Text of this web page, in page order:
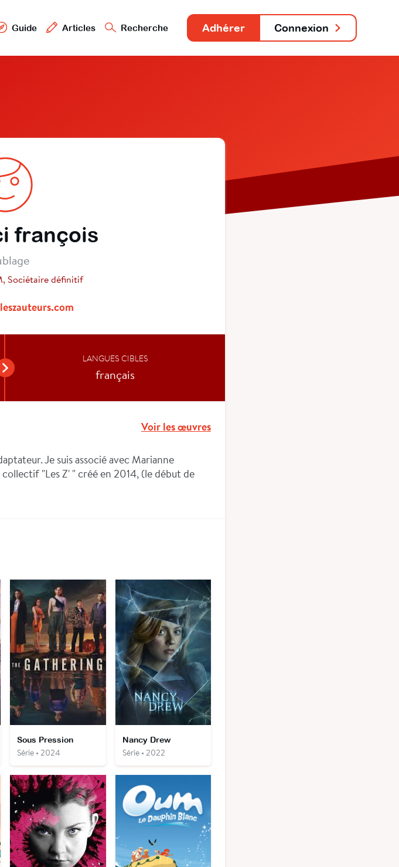
Guide Articles Recherche Adhérer Connexion
françois
Sociétaire définitif
LANGUES CIBLES
français
Voir les œuvres
Je suis associé avec Marianne
"Les Z' " créé en 2014, (le début de
Sous Pression
Série • 2024
Nancy Drew
Série • 2022